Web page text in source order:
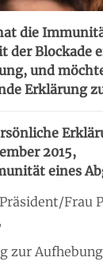
die
der Blockade
und
Erklärung
2015,
eines
Frau
zur